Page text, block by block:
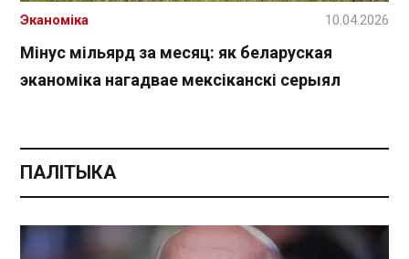
Мінус мільярд за месяц: як беларуская
эканоміка нагадвае мексіканскі серыял
Эканоміка 10.04.2026
ПАЛІТЫКА